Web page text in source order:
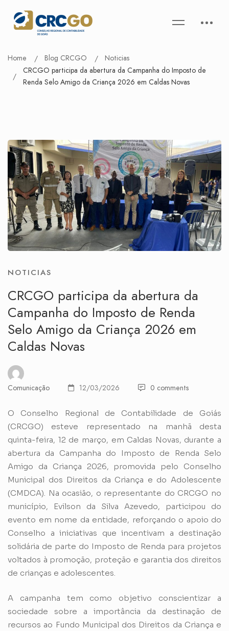
Home Blog CRCGO
Noticias
CRCGO participa da abertura da Campanha do Imposto de
Renda Selo Amigo da Criança 2026 em Caldas Novas
NOTICIAS
CRCGO participa da abertura da
Campanha do Imposto de Renda
Selo Amigo da Criança 2026 em
Caldas Novas
Comunicação 12/03/2026 0 comments
O Conselho Regional de Contabilidade de Goiás
(CRCGO) esteve representado na manhã desta
quinta-feira, 12 de março, em Caldas Novas, durante a
abertura da Campanha do Imposto de Renda Selo
Amigo da Criança 2026, promovida pelo Conselho
Municipal dos Direitos da Criança e do Adolescente
(CMDCA). Na ocasião, o representante do CRCGO no
município, Evilson da Silva Azevedo, participou do
evento em nome da entidade, reforçando o apoio do
Conselho a iniciativas que incentivam a destinação
solidária de parte do Imposto de Renda para projetos
voltados à promoção, proteção e garantia dos direitos
de crianças e adolescentes.
A campanha tem como objetivo conscientizar a
sociedade sobre a importância da destinação de
recursos ao Fundo Municipal dos Direitos da Criança e